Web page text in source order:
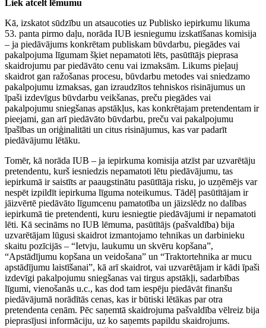
Liek atcelt lēmumu
Kā, izskatot sūdzību un atsaucoties uz Publisko iepirkumu likuma
53. panta pirmo daļu, norāda IUB iesniegumu izskatīšanas komisija
– ja piedāvājums konkrētam publiskam būvdarbu, piegādes vai
pakalpojuma līgumam šķiet nepamatoti lēts, pasūtītājs pieprasa
skaidrojumu par piedāvāto cenu vai izmaksām. Likums pieļauj
skaidrot gan ražošanas procesu, būvdarbu metodes vai sniedzamo
pakalpojumu izmaksas, gan izraudzītos tehniskos risinājumus un
īpaši izdevīgus būvdarbu veikšanas, preču piegādes vai
pakalpojumu sniegšanas apstākļus, kas konkrētajam pretendentam ir
pieejami, gan arī piedāvāto būvdarbu, preču vai pakalpojumu
īpašības un oriģinalitāti un citus risinājumus, kas var padarīt
piedāvājumu lētāku.
Tomēr, kā norāda IUB – ja iepirkuma komisija atzīst par uzvarētāju
pretendentu, kurš iesniedzis nepamatoti lētu piedāvājumu, tas
iepirkumā ir saistīts ar paaugstinātu pasūtītāja risku, jo uzņēmējs var
nespēt izpildīt iepirkuma līguma noteikumus. Tādēļ pasūtītājam ir
jāizvērtē piedāvāto līgumcenu pamatotība un jāizslēdz no dalības
iepirkumā tie pretendenti, kuru iesniegtie piedāvājumi ir nepamatoti
lēti. Kā secināms no IUB lēmuma, pasūtītājs (pašvaldība) bija
uzvarētājam lūgusi skaidrot izmantojamo tehnikas un darbinieku
skaitu pozīcijās – “Ietvju, laukumu un skvēru kopšana”,
“Apstādījumu kopšana un veidošana” un “Traktortehnika ar mucu
apstādījumu laistīšanai”, kā arī skaidrot, vai uzvarētājam ir kādi īpaši
izdevīgi pakalpojumu sniegšanas vai tirgus apstākļi, sadarbības
līgumi, vienošanās u.c., kas dod tam iespēju piedāvāt finanšu
piedāvājumā norādītās cenas, kas ir būtiski lētākas par otra
pretendenta cenām. Pēc saņemtā skaidrojuma pašvaldība vēlreiz bija
pieprasījusi informāciju, uz ko saņemts papildu skaidrojums.